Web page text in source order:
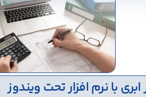
با نرم افزار تحت ویندوز